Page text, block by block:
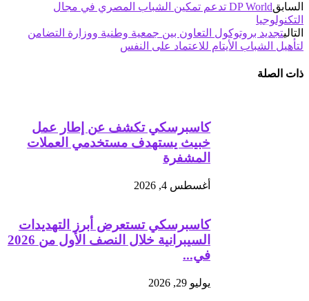
السابق
DP World تدعم تمكين الشباب المصري في مجال
التكنولوجيا
التاليتجديد بروتوكول التعاون بين جمعية وطنية ووزارة التضامن
لتأهيل الشباب الأيتام للاعتماد على النفس
ذات الصلة
كاسبرسكي تكشف عن إطار عمل
خبيث يستهدف مستخدمي العملات
المشفرة
أغسطس 4, 2026
كاسبرسكي تستعرض أبرز التهديدات
السيبرانية خلال النصف الأول من 2026
في...
يوليو 29, 2026